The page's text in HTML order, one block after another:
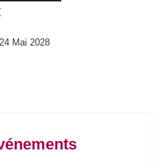
Mai 2028